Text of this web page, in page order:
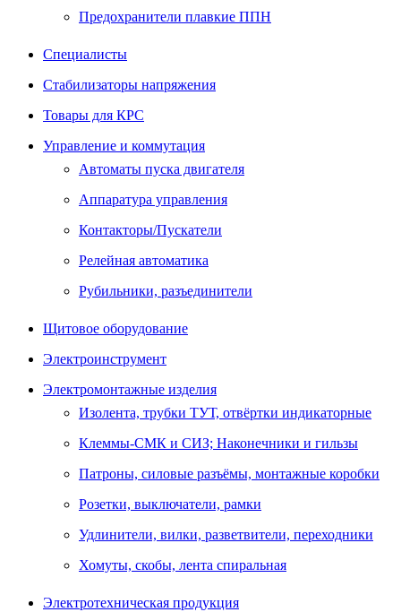
Предохранители плавкие ППН
Специалисты
Стабилизаторы напряжения
Товары для КРС
Управление и коммутация
Автоматы пуска двигателя
Аппаратура управления
Контакторы/Пускатели
Релейная автоматика
Рубильники, разъединители
Щитовое оборудование
Электроинструмент
Электромонтажные изделия
Изолента, трубки ТУТ, отвёртки индикаторные
Клеммы-СМК и СИЗ; Наконечники и гильзы
Патроны, силовые разъёмы, монтажные коробки
Розетки, выключатели, рамки
Удлинители, вилки, разветвители, переходники
Хомуты, скобы, лента спиральная
Электротехническая продукция